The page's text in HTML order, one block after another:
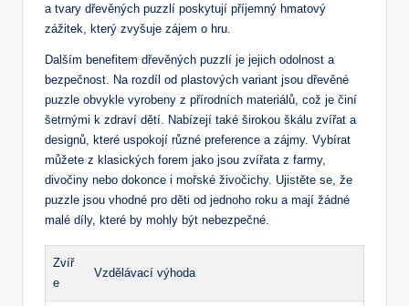
a tvary​ dřevěných puzzlí⁣ poskytují příjemný hmatový
zážitek, který zvyšuje zájem o hru.
Dalším benefitem dřevěných puzzlí je jejich odolnost a
bezpečnost.​ Na rozdíl od plastových‍ variant ⁤jsou dřevěné
puzzle obvykle vyrobeny z přírodních materiálů, což⁣ je činí
šetrnými k ​zdraví‍ dětí. Nabízejí také širokou škálu zvířat⁢ a
designů, které​ uspokojí různé preference⁣ a zájmy. Vybírat
můžete z klasických‍ forem jako jsou zvířata z farmy,
divočiny nebo dokonce i mořské​ živočichy. Ujistěte se, že
puzzle jsou vhodné⁣ pro děti od⁢ jednoho​ roku ‌a mají žádné
malé díly, které by mohly být nebezpečné.
Zvíř
e
Vzdělávací výhoda